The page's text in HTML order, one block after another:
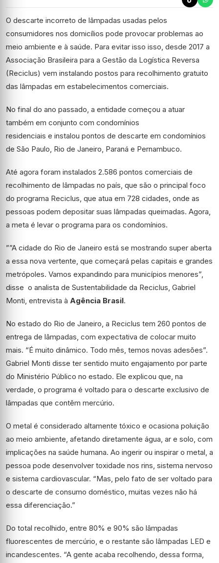
O descarte incorreto de lâmpadas usadas pelos
consumidores nos domicílios pode provocar problemas ao
meio ambiente e à saúde. Para evitar isso isso, desde 2017 a
Associação Brasileira para a Gestão da Logística Reversa
(Reciclus) vem instalando postos para recolhimento gratuito
das lâmpadas em estabelecimentos comerciais.
No final do ano passado, a entidade começou a atuar
também em conjunto com condomínios
residenciais e instalou pontos de descarte em condomínios
de São Paulo, Rio de Janeiro, Paraná e Pernambuco.
Até agora foram instalados 2.586 pontos comerciais de
recolhimento de lâmpadas no país, que são o principal foco
do programa Reciclus, que atua em 728 cidades, onde as
pessoas podem depositar suas lâmpadas queimadas. Agora,
a meta é levar o programa para os condomínios.
””A cidade do Rio de Janeiro está se mostrando super aberta
a essa nova vertente, que começará pelas capitais e grandes
metrópoles. Vamos expandindo para municípios menores”,
disse o analista de Sustentabilidade da Reciclus, Gabriel
Monti, entrevista à Agência Brasil.
No estado do Rio de Janeiro, a Reciclus tem 260 pontos de
entrega de lâmpadas, com expectativa de colocar muito
mais. “É muito dinâmico. Todo mês, temos novas adesões”.
Gabriel Monti disse ter sentido muito engajamento por parte
do Ministério Público no estado. Ele explicou que, na
verdade, o programa é voltado para o descarte exclusivo de
lâmpadas que contêm mercúrio.
O metal é considerado altamente tóxico e ocasiona poluição
ao meio ambiente, afetando diretamente água, ar e solo, com
implicações na saúde humana. Ao ingerir ou inspirar o metal, a
pessoa pode desenvolver toxidade nos rins, sistema nervoso
e sistema cardiovascular. “Mas, pelo fato de ser voltado para
o descarte de consumo doméstico, muitas vezes não há
essa diferenciação.”
Do total recolhido, entre 80% e 90% são lâmpadas
fluorescentes de mercúrio, e o restante são lâmpadas LED e
incandescentes. “A gente acaba recolhendo, dessa forma,